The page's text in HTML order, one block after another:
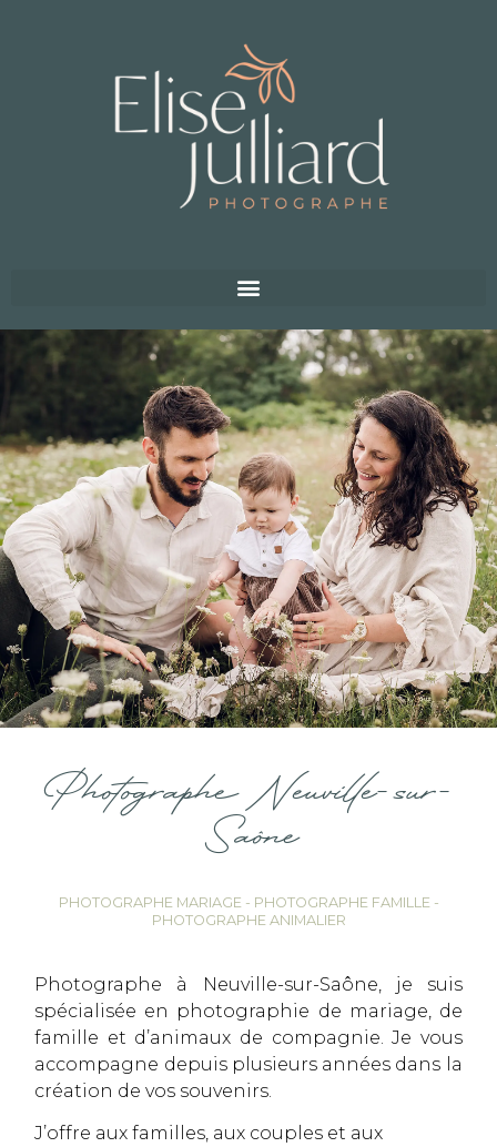
Photographe Neuville-sur-
Saône
PHOTOGRAPHE MARIAGE - PHOTOGRAPHE FAMILLE -
PHOTOGRAPHE ANIMALIER
Photographe à Neuville-sur-Saône, je suis
spécialisée en photographie de mariage, de
famille et d’animaux de compagnie. Je vous
accompagne depuis plusieurs années dans la
création de vos souvenirs.
J’offre aux familles, aux couples et aux